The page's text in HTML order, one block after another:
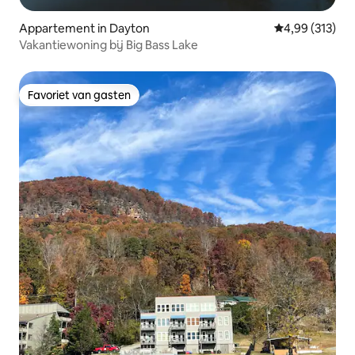
Appartement in Dayton Gemiddelde
4,99 (313)
Vakantiewoning bij Big Bass Lake
Favoriet van gasten
Favoriet van gasten